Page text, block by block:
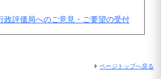
政評価局へのご意見・ご要望の受付
ページトップへ戻る